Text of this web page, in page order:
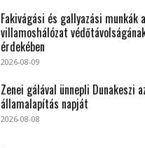
Fakivágási és gallyazási munkák a
villamoshálózat
érdekében
2026-08-09
Zenei gálával ünnepli Dunakeszi
államalapítás napját
2026-08-08